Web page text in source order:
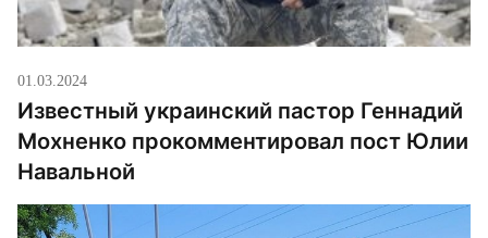
01.03.2024
Известный украинский пастор Геннадий
Мохненко прокомментировал пост Юлии
Навальной